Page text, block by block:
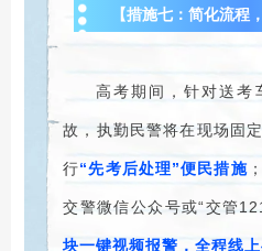
【措施七：简化流程
高考期间，针对送考
故，执勤民警将在现场固
行“先考后处理”便民措施
交警微信公众号或“交管
块一键视频报警，全程线